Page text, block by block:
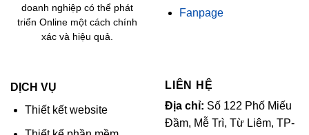
doanh nghiệp có thể phát
triển Online một cách chính
xác và hiệu quả.
Fanpage
DỊCH VỤ
Thiết kết website
LIÊN HỆ
Địa chỉ: Số 122 Phố Miếu
Đầm, Mễ Trì, Từ Liêm, TP-